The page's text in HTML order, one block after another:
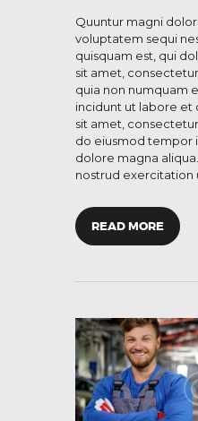
Quuntur magni
voluptatem sequi
quisquam est, qui
sit amet,
quia non numquam
incidunt ut labore
sit amet,
do eiusmod tempor
dolore magna
nostrud exercitation
READ MORE